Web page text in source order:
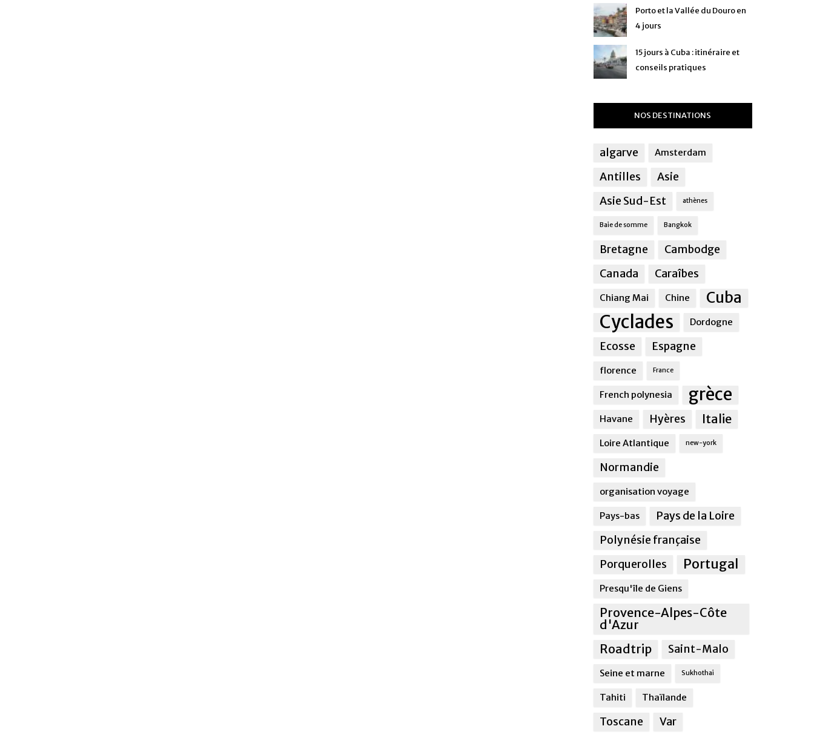
Porto et la Vallée du Douro en
4 jours
15 jours à Cuba : itinéraire et
conseils pratiques
NOS DESTINATIONS
algarve Amsterdam
Antilles
Asie
Asie Sud-Est
athènes
Baie de somme Bangkok
Bretagne
Cambodge
Canada
Caraîbes
Chiang Mai Chine Cuba
Cyclades Dordogne
Ecosse Espagne
florence France
French polynesia grèce
Havane Hyères Italie
Loire Atlantique new-york
Normandie
organisation voyage
Pays-bas
Pays de la Loire
Polynésie française
Porquerolles
Portugal
Presqu'île de Giens
Provence-Alpes-Côte
d'Azur
Roadtrip
Saint-Malo
Seine et marne Sukhothai
Tahiti Thaïlande
Toscane Var